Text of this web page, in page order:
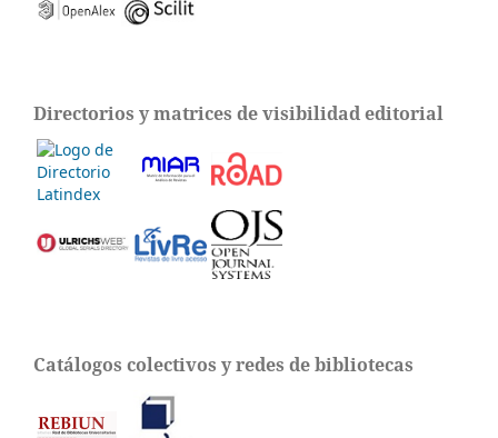
Directorios y matrices de visibilidad editorial
Catálogos colectivos y redes de bibliotecas